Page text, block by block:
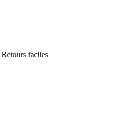
Retours faciles